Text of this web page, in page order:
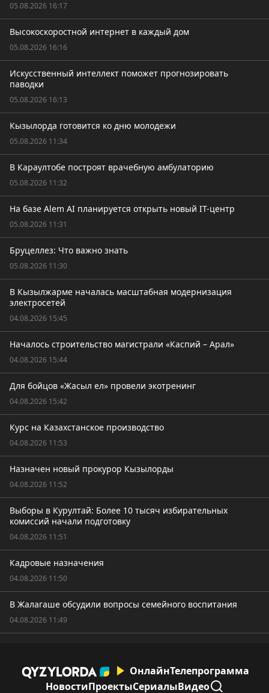
05.08.2026 16:17
Высокоскоростной интернет в каждый дом
05.08.2026 16:16
Искусственный интеллект поможет прогнозировать
паводки
05.08.2026 16:13
Кызылорда готовится ко дню молодежи
05.08.2026 11:34
В Караултобе построят врачебную амбулаторию
05.08.2026 11:32
На базе Alem AI планируется открыть новый IT-центр
05.08.2026 11:31
Бруцеллез: Что важно знать
05.08.2026 11:30
В Кызылжарме началась масштабная модернизация
электросетей
04.08.2026 15:45
Началось строительство магистрали «Каспий – Арал»
04.08.2026 15:44
Для бойцов «Жасыл ел» провели экотренинг
04.08.2026 15:42
Курс на Казахстанское производство
04.08.2026 11:53
Назначен новый прокурор Кызылорды
04.08.2026 11:52
Выборы в Курултай: Более 10 тысяч избирательных
комиссий начали подготовку
04.08.2026 11:51
Кадровые назначения
04.08.2026 11:50
В Жалагаше обсудили вопросы семейного воспитания
04.08.2026 11:49
ОнлайнТелепрограмма
НовостиПроектыСериалыВидео